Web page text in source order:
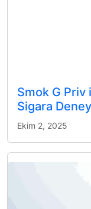
Smok G Priv
Sigara
Ekim 2, 2025